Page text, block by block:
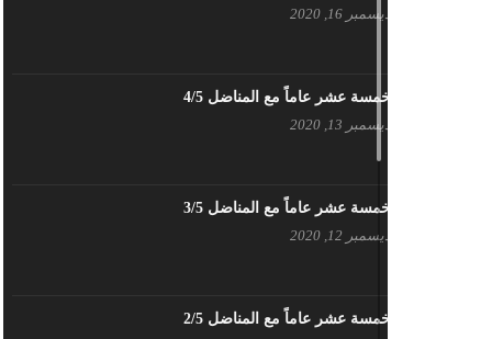
بيان حزب اليسار الديمقراطي السوري
تنويه صادر عن المكتب الإعلامي لحزب
بطاقة تهنئة – حزب اليسار الديمقراطي
ديسمبر 16, 2020
خمسة عشر عاماً مع المناضل 4/5
ديسمبر 13, 2020
خمسة عشر عاماً مع المناضل 3/5
ديسمبر 12, 2020
خمسة عشر عاماً مع المناضل 2/5